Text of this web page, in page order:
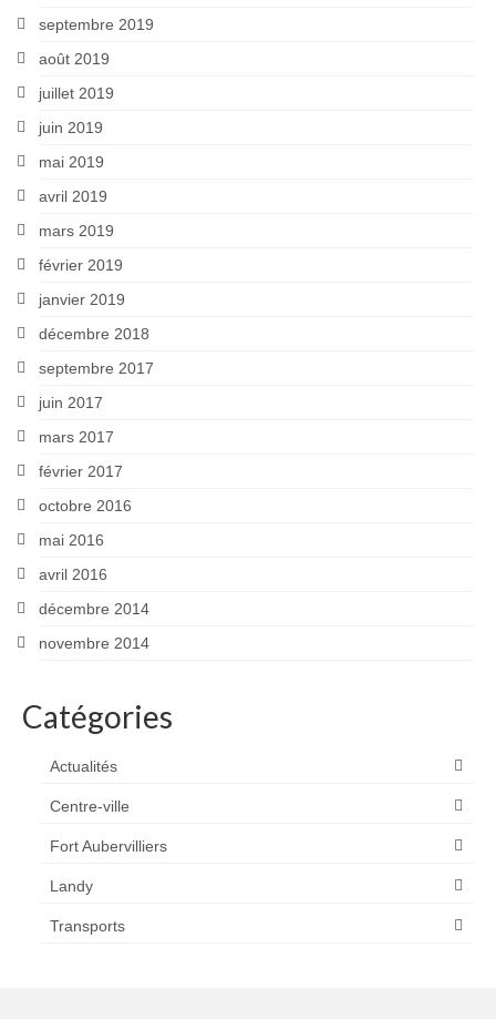
septembre 2019
août 2019
juillet 2019
juin 2019
mai 2019
avril 2019
mars 2019
février 2019
janvier 2019
décembre 2018
septembre 2017
juin 2017
mars 2017
février 2017
octobre 2016
mai 2016
avril 2016
décembre 2014
novembre 2014
Catégories
Actualités
Centre-ville
Fort Aubervilliers
Landy
Transports